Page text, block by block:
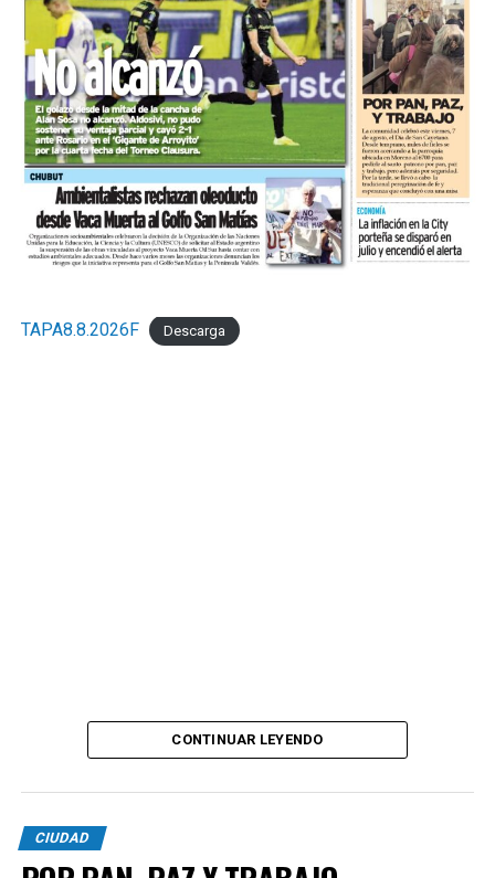
TAPA8.8.2026F Descarga
CONTINUAR LEYENDO
CIUDAD